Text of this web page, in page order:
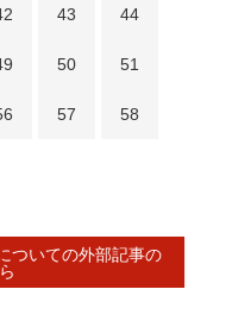
43 44
50 51
57 58
ついての外部記事の